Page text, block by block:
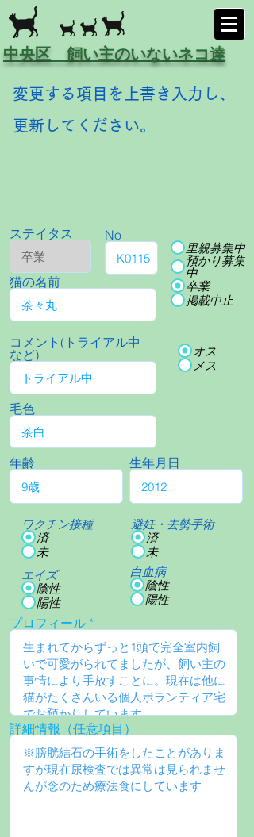
中央区 飼い主のいないネコ達
変更する項目を上書き入力し、
更新してください。
ステイタス No
猫の名前
里親募集中
預かり募集
中
卒業
掲載中止
コメント(トライアル中
など)
オス
メス
毛色
年齢
ワクチン接種
済
未
エイズ
陰性
陽性
生年月日
避妊・去勢手術
済
未
白血病
陰性
陽性
プロフィール
詳細情報（任意項目）